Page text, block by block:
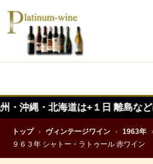
海道は+１日 離島などは更に+ と
トップ › ヴィンテージワイン › 1963年 ›
９６３年 シャトー・ラトゥール 赤ワイン